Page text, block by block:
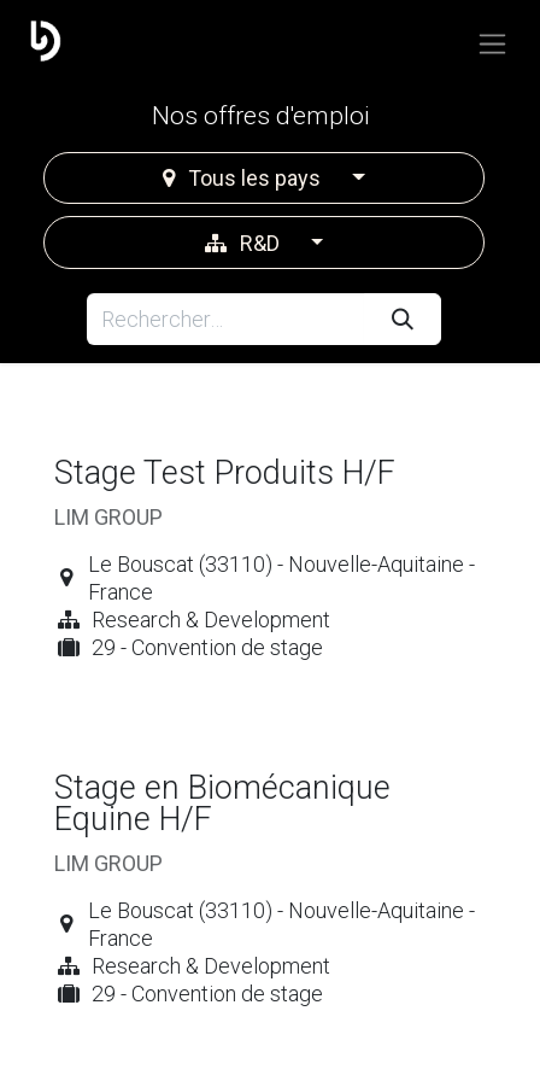
Nos offres d'emploi
Tous les pays
R&D
Stage Test Produits H/F
LIM GROUP
Le Bouscat (33110) - Nouvelle-Aquitaine -
France
Research & Development
29 - Convention de stage
Stage en Biomécanique
Equine H/F
LIM GROUP
Le Bouscat (33110) - Nouvelle-Aquitaine -
France
Research & Development
29 - Convention de stage